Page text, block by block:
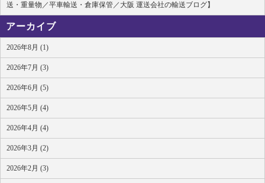
送・重量物／平車輸送・倉庫保管／大阪 運送会社の輸送ブログ】
アーカイブ
2026年8月 (1)
2026年7月 (3)
2026年6月 (5)
2026年5月 (4)
2026年4月 (4)
2026年3月 (2)
2026年2月 (3)